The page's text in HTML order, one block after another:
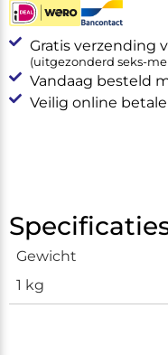
Gratis verzending
(uitgezonderd seks-
Vandaag besteld
Veilig online
Gewicht
1 kg